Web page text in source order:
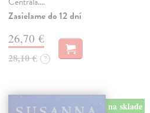
Zasielame do 12 dní
26,70 €
28,10 € ?
na sklade